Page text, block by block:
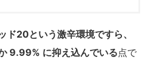
ド20という激辛環境ですら、
9.99% に抑え込んでいる点で